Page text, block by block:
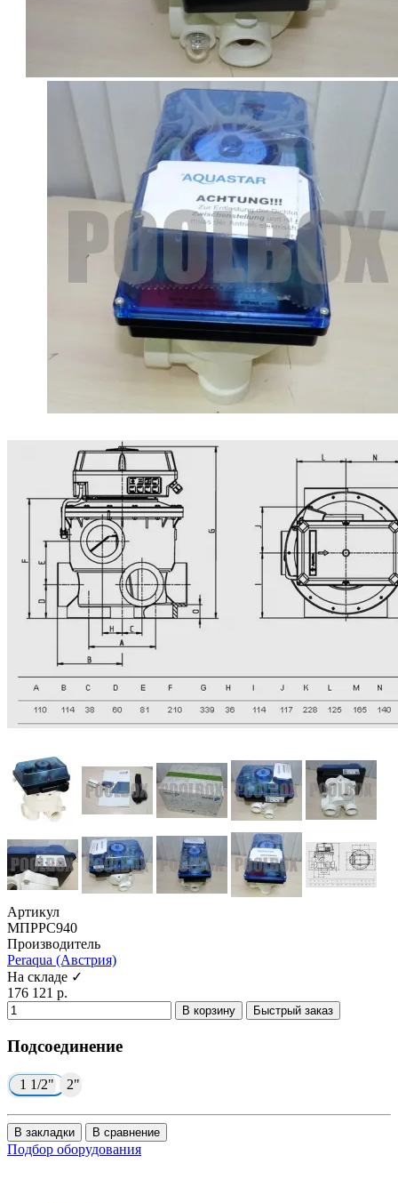
Артикул
МПРРС940
Производитель
Peraqua (Австрия)
На складе ✓
176 121 р.
В корзину Быстрый заказ
Подсоединение
1 1/2" 2"
В закладки В сравнение
Подбор оборудования